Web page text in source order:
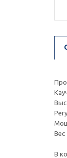
Вес
В